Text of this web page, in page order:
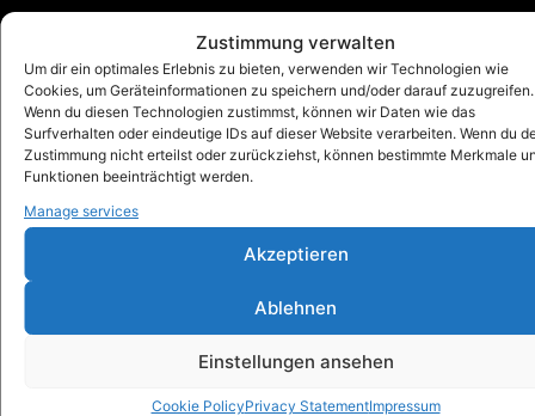
Zustimmung verwalten
Um dir ein optimales Erlebnis zu bieten, verwenden wir Technologien wie
Cookies, um Geräteinformationen zu speichern und/oder darauf zuzugreifen.
Wenn du diesen Technologien zustimmst, können wir Daten wie das
Surfverhalten oder eindeutige IDs auf dieser Website verarbeiten. Wenn du
Zustimmung nicht erteilst oder zurückziehst, können bestimmte Merkmale
Funktionen beeinträchtigt werden.
Manage services
Akzeptieren
Ablehnen
Einstellungen ansehen
Cookie PolicyPrivacy StatementImpressum
Show all
Xbrick® The Original
Xbrick® accessories
Xbrick® sets
Schools & Kindergartens
Health & fitness